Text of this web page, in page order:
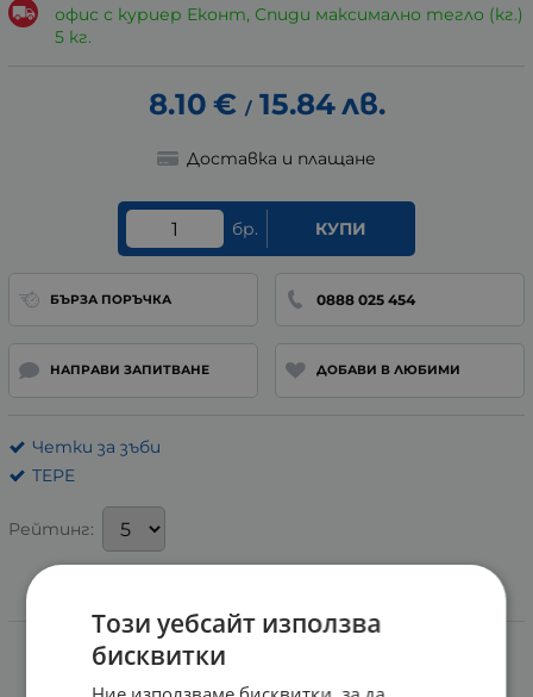
офис с куриер Еконт, Спиди максимално тегло (кг.)
5 кг.
8.10 € / 15.84лв.
Доставка и плащане
бр. КУПИ
БЪРЗА ПОРЪЧКА 0888 025 454
НАПРАВИ ЗАПИТВАНЕ ДОБАВИ В ЛЮБИМИ
Четки за зъби
TEPE
Рейтинг:
Информация
ИНТЕРДЕНТАЛНА ЧЕТКА ЗА ЗЪБИ
Този уебсайт използва
бисквитки